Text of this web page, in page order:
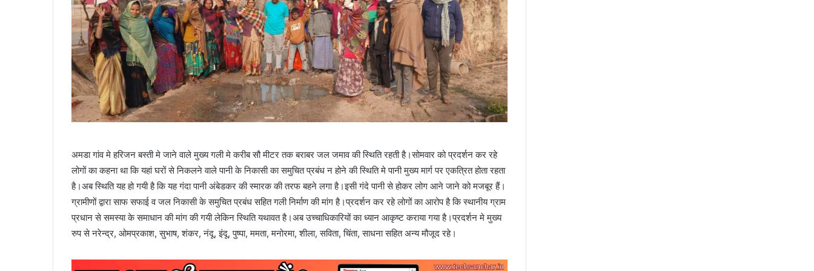
अमडा गांव मे हरिजन बस्ती मे जाने वाले मुख्य गली मे करीब सौ मीटर तक बराबर जल जमाव की स्थिति रहती है।सोमवार को प्रदर्शन कर रहे
लोगों का कहना था कि यहां घरों से निकलने वाले पानी के निकासी का समुचित प्रबंध न होने की स्थिति मे पानी मुख्य मार्ग पर एकत्रित होता रहता
है।अब स्थिति यह हो गयी है कि यह गंदा पानी अंबेडकर की स्मारक की तरफ बहने लगा है।इसी गंदे पानी से होकर लोग आने जाने को मजबूर हैं।
ग्रामीणों द्वारा साफ सफाई व जल निकासी के समुचित प्रबंध सहित गली निर्माण की मांग है।प्रदर्शन कर रहे लोगों का आरोप है कि स्थानीय ग्राम
प्रधान से समस्या के समाधान की मांग की गयी लेकिन स्थिति यथावत है।अब उच्चाधिकारियों का ध्यान आकृष्ट कराया गया है।प्रदर्शन मे मुख्य
रुप से नरेन्द्र, ओमप्रकाश, सुभाष, शंकर, नंदू, इंदू, पुष्पा, ममता, मनोरमा, शीला, सविता, चिंता, साधना सहित अन्य मौजूद रहे।